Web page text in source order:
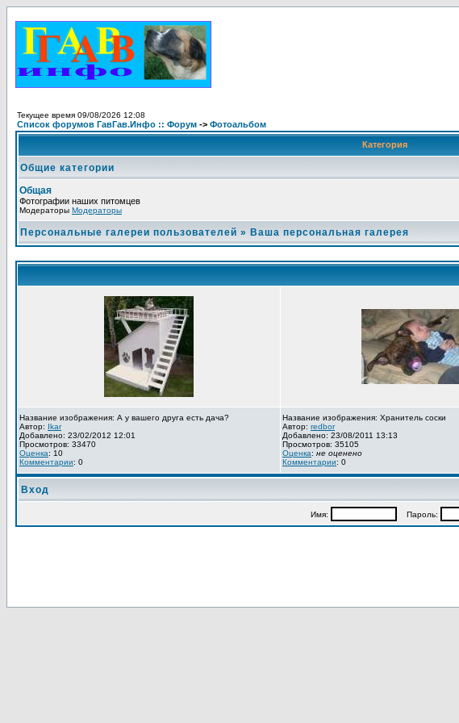
Текущее время 09/08/2026 12:08
Список форумов ГавГав.Инфо :: Форум -> Фотоальбом
Категория
Общие категории
Общая
Фотографии наших питомцев
Модераторы Модераторы
Персональные галереи пользователей » Ваша персональная галерея
Название изображения: А у вашего друга есть дача?
Автор: Ikar
Добавлено: 23/02/2012 12:01
Просмотров: 33470
Оценка: 10
Комментарии: 0
Название изображения: Хранитель соски
Автор: redbor
Добавлено: 23/08/2011 13:13
Просмотров: 35105
Оценка: не оценено
Комментарии: 0
Вход
Имя: Пароль: